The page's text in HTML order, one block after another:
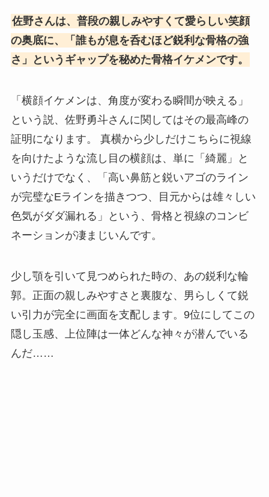
佐野さんは、普段の親しみやすくて愛らしい笑顔
の奥底に、「誰もが息を呑むほど鋭利な骨格の強
さ」というギャップを秘めた骨格イケメンです。
「横顔イケメンは、角度が変わる瞬間が映える」
という説、佐野勇斗さんに関してはその最高峰の
証明になります。 真横から少しだけこちらに視線
を向けたような流し目の横顔は、単に「綺麗」と
いうだけでなく、「高い鼻筋と鋭いアゴのライン
が完璧なEラインを描きつつ、目元からは雄々しい
色気がダダ漏れる」という、骨格と視線のコンビ
ネーションが凄まじいんです。
少し顎を引いて見つめられた時の、あの鋭利な輪
郭。正面の親しみやすさと裏腹な、男らしくて鋭
い引力が完全に画面を支配します。9位にしてこの
隠し玉感、上位陣は一体どんな神々が潜んでいる
んだ……